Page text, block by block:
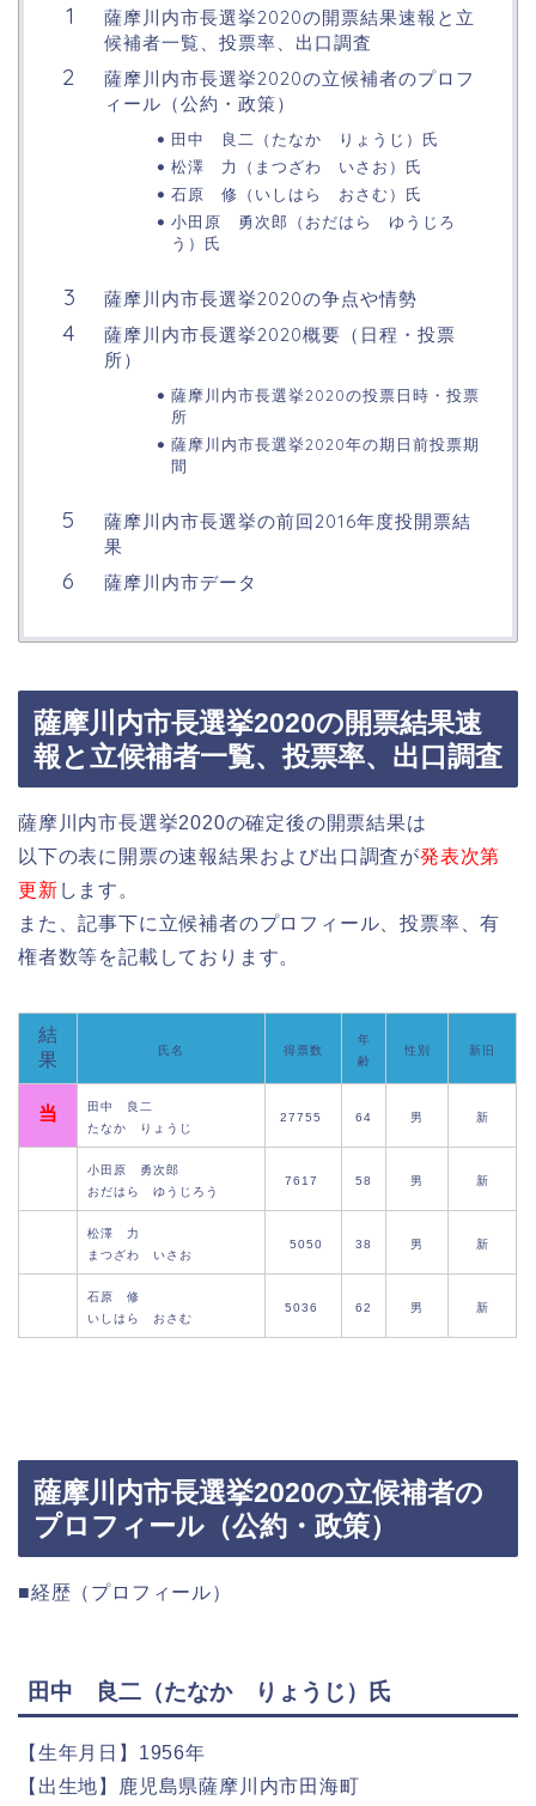
薩摩川内市長選挙2020の開票結果速報と立
候補者一覧、投票率、出口調査
薩摩川内市長選挙2020の立候補者のプロフ
ィール（公約・政策）
田中 良二（たなか りょうじ）氏
松澤 力（まつざわ いさお）氏
石原 修（いしはら おさむ）氏
小田原 勇次郎（おだはら ゆうじろ
う）氏
薩摩川内市長選挙2020の争点や情勢
薩摩川内市長選挙2020概要（日程・投票
所）
薩摩川内市長選挙2020の投票日時・投票
所
薩摩川内市長選挙2020年の期日前投票期
間
薩摩川内市長選挙の前回2016年度投開票結
果
薩摩川内市データ
薩摩川内市長選挙2020の開票結果速
報と立候補者一覧、投票率、出口調査
薩摩川内市長選挙2020の確定後の開票結果は
以下の表に開票の速報結果および出口調査が発表次第
更新 します。
また、記事下に立候補者のプロフィール、投票率、有
権者数等を記載しております。
結
果
氏名 得票数
年
齢
性別 新旧
当
田中 良二
たなか りょうじ
27755 64 男 新
小田原 勇次郎
おだはら ゆうじろう
7617 58 男 新
松澤 力
まつざわ いさお
5050 38 男 新
石原 修
いしはら おさむ
5036 62 男 新
薩摩川内市長選挙2020の立候補者の
プロフィール（公約・政策）
■経歴（プロフィール）
田中 良二（たなか りょうじ）氏
【生年月日】1956年
【出生地】鹿児島県薩摩川内市田海町